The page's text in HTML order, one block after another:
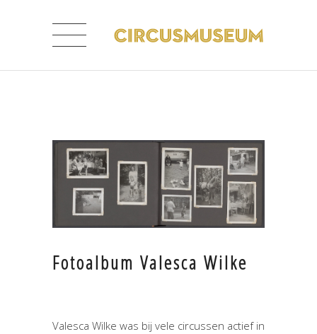
Fotoalbum Valesca Wilke
Valesca Wilke was bij vele circussen actief in